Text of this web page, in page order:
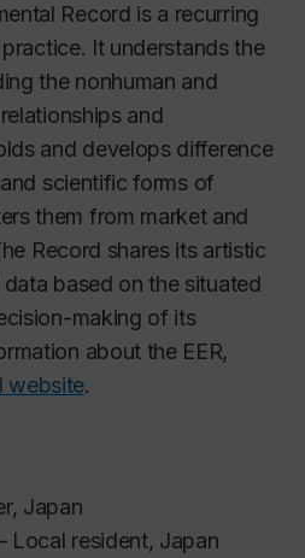
Record is a recurring
It understands the
the nonhuman and
and
and develops difference
scientific forms of
them from market and
Record shares its artistic
based on the situated
making of its
about the EER,
website.
Japan
resident, Japan